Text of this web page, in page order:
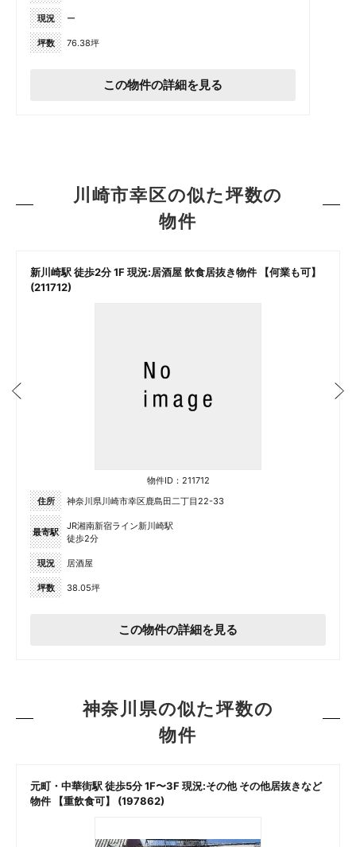
現況 ー
坪数 76.38坪
この物件の詳細を見る
川崎市幸区の似た坪数の
物件
新川崎駅 徒歩2分 1F 現況:居酒屋 飲食居抜き物件 【何業も可】
(211712)
物件ID：211712
住所
神奈川県川崎市幸区鹿島田二丁目22-33
最寄駅
JR湘南新宿ライン新川崎駅
徒歩2分
現況 居酒屋
坪数 38.05坪
この物件の詳細を見る
神奈川県の似た坪数の
物件
元町・中華街駅 徒歩5分 1F〜3F 現況:その他 その他居抜きなど
物件 【重飲食可】 (197862)